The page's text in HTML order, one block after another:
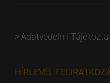
> Adatvédelmi
HÍRLEVÉL